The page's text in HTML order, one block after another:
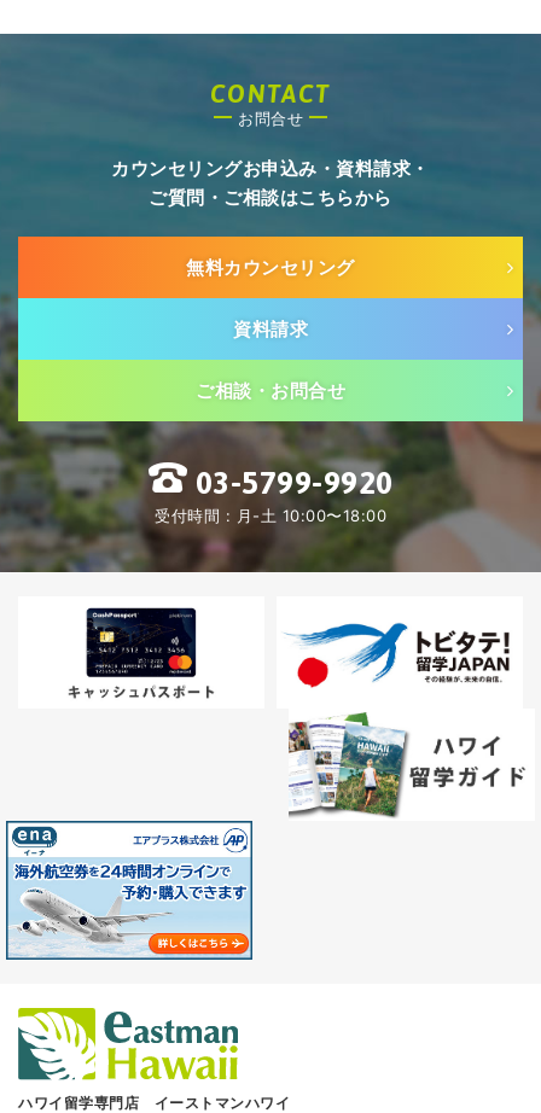
CONTACT
お問合せ
カウンセリングお申込み・資料請求・
ご質問・ご相談はこちらから
無料カウンセリング
資料請求
ご相談・お問合せ
03-5799-9920
受付時間 : 月-土 10:00〜18:00
ハワイ留学専門店 イーストマンハワイ